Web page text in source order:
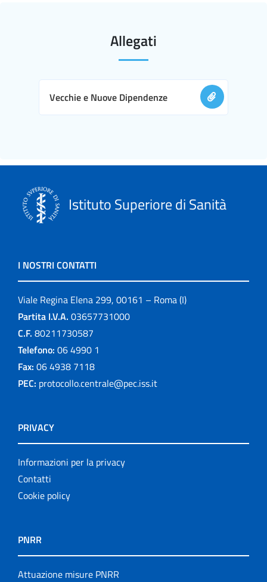
Allegati
Vecchie e Nuove Dipendenze
Istituto Superiore di Sanità
I NOSTRI CONTATTI
Viale Regina Elena 299, 00161 – Roma (I)
Partita I.V.A. 03657731000
C.F. 80211730587
Telefono: 06 4990 1
Fax: 06 4938 7118
PEC: protocollo.centrale@pec.iss.it
PRIVACY
Informazioni per la privacy
Contatti
Cookie policy
PNRR
Attuazione misure PNRR